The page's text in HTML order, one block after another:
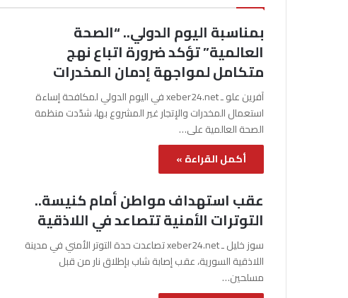
بمناسبة اليوم الدولي.. “الصحة
العالمية” تؤكد ضرورة اتباع نهج
متكامل لمواجهة إدمان المخدرات
آفرين علو ـ xeber24.net في اليوم الدولي لمكافحة إساءة
استعمال المخدرات والإتجار غير المشروع بها، شدّدت منظمة
الصحة العالمية على…
أكمل القراءة »
عقب استهداف مواطن أمام كنيسة..
التوترات الأمنية تتصاعد في اللاذقية
سوز خليل ـ xeber24.net تصاعدت حدة التوتر الأمني في مدينة
اللاذقية السورية، عقب إصابة شاب بإطلاق نار من قبل
مسلحين…